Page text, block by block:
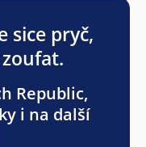
sice pryč,
Republic,
i na další